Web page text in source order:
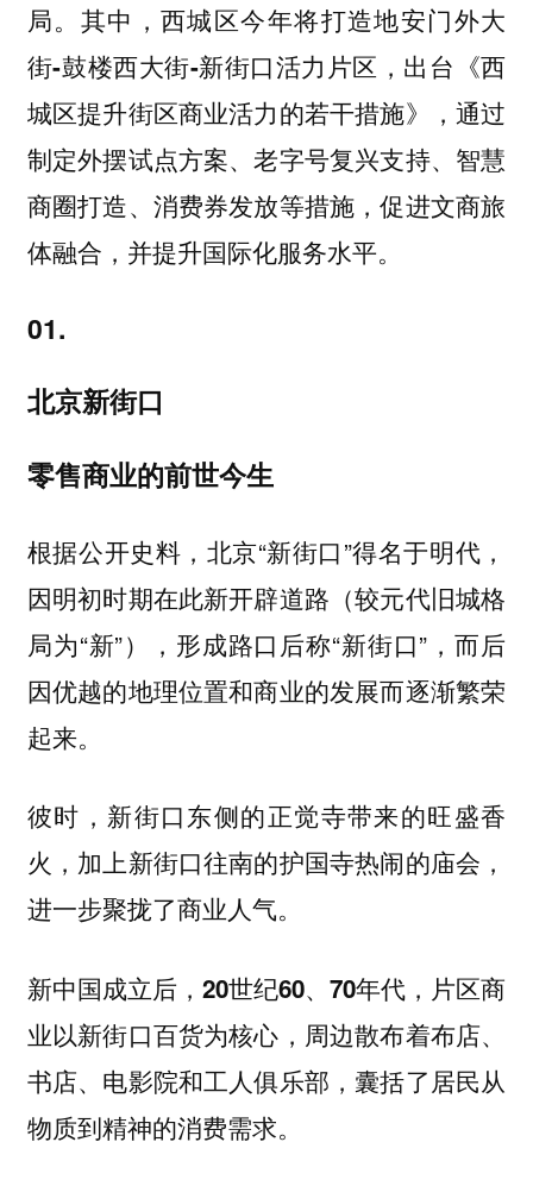
局。 其中，西城区今年将打造地安门外大
街-鼓楼西大街-新街口活力片区 ，出台《西
城区提升街区商业活力的若干措施》，通过
制定外摆试点方案、老字号复兴支持、智慧
商圈打造、消费券发放等措施，促进文商旅
体融合，并提升国际化服务水平。
01.
北京新街口
零售商业的前世今生
根据公开史料，北京“新街口”得名于明代，
因明初时期在此新开辟道路（较元代旧城格
局为“新”），形成路口后称“新街口”，而后
因优越的地理位置和商业的发展而逐渐繁荣
起来。
彼时，新街口东侧的正觉寺带来的旺盛香
火，加上新街口往南的护国寺热闹的庙会，
进一步聚拢了商业人气。
新中国成立后， 20世纪60、70年代，片区商
业以新街口百货为核心 ，周边散布着布店、
书店、电影院和工人俱乐部，囊括了居民从
物质到精神的消费需求。